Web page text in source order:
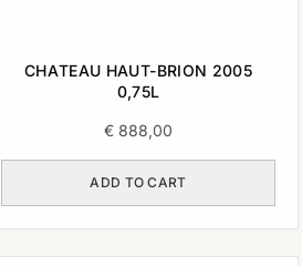
CHATEAU HAUT-BRION 2005
0,75L
€888,00
ADD TO CART